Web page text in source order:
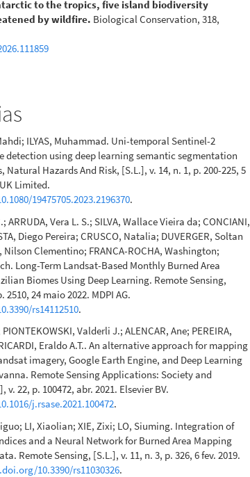
to the tropics, five island biodiversity
by wildfire. Biological Conservation, 318,
Gabriela de Barros Cruz, Márcio Rocha
sensors better discriminate burnt areas? A case
Landsat-8 and Sentinel-2 spectral indices for the
detection.
ILYAS, Muhammad. Uni-temporal Sentinel-2
detection using deep learning semantic segmentation
Natural Hazards And Risk, [S.L.], v. 14, n. 1, p. 200-225, 5
Limited.
19475705.2023.2196370.
ARRUDA, Vera L. S.; SILVA, Wallace Vieira da; CONCIANI,
Diego Pereira; CRUSCO, Natalia; DUVERGER, Soltan
Nilson Clementino; FRANCA-ROCHA, Washington;
Long-Term Landsat-Based Monthly Burned Area
Biomes Using Deep Learning. Remote Sensing,
2510, 24 maio 2022. MDPI AG.
rs14112510.
Valderli J.; ALENCAR, Ane; PEREIRA,
Eraldo A.T.. An alternative approach for mapping
imagery, Google Earth Engine, and Deep Learning
Remote Sensing Applications: Society and
22, p. 100472, abr. 2021. Elsevier BV.
j.rsase.2021.100472.
LI, Xiaolian; XIE, Zixi; LO, Siuming. Integration of
and a Neural Network for Burned Area Mapping
Remote Sensing, [S.L.], v. 11, n. 3, p. 326, 6 fev. 2019.
10.3390/rs11030326.